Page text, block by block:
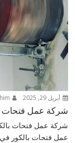
أبريل 29, 2025
شركة عمل فتحات
شركة عمل فتحات
عمل فتحات بالكور